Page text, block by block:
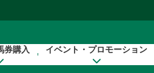
券購入 イベント・プロモーション